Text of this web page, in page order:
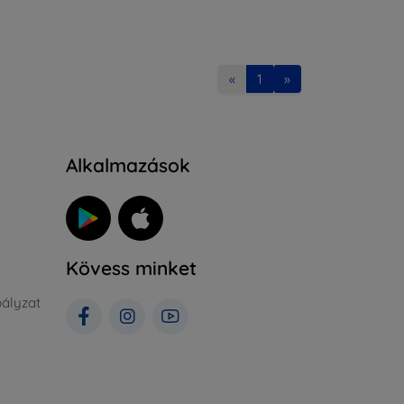
« 1 »
Alkalmazások
Kövess minket